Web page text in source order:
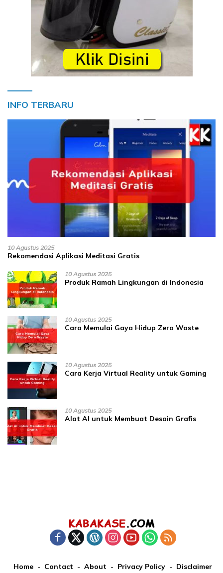
INFO TERBARU
10 Agustus 2025
Rekomendasi Aplikasi Meditasi Gratis
10 Agustus 2025
Produk Ramah Lingkungan di Indonesia
10 Agustus 2025
Cara Memulai Gaya Hidup Zero Waste
10 Agustus 2025
Cara Kerja Virtual Reality untuk Gaming
10 Agustus 2025
Alat AI untuk Membuat Desain Grafis
Home Contact About Privacy Policy Disclaimer